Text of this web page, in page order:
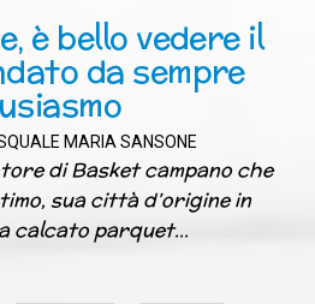
è bello vedere il
da sempre
MARIA SANSONE
di Basket campano che
sua città d’origine in
calcato parquet…